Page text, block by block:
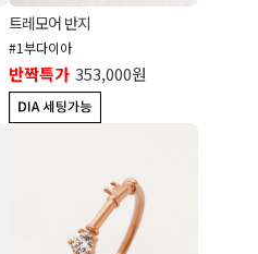
트레모어 반지
#1부다이아
반짝특가 353,000원